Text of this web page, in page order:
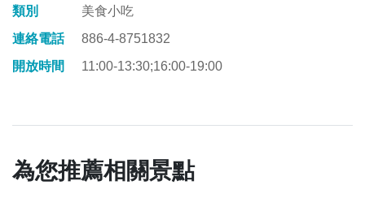
類別
美食小吃
連絡電話
886-4-8751832
開放時間
11:00-13:30;16:00-19:00
為您推薦相關景點